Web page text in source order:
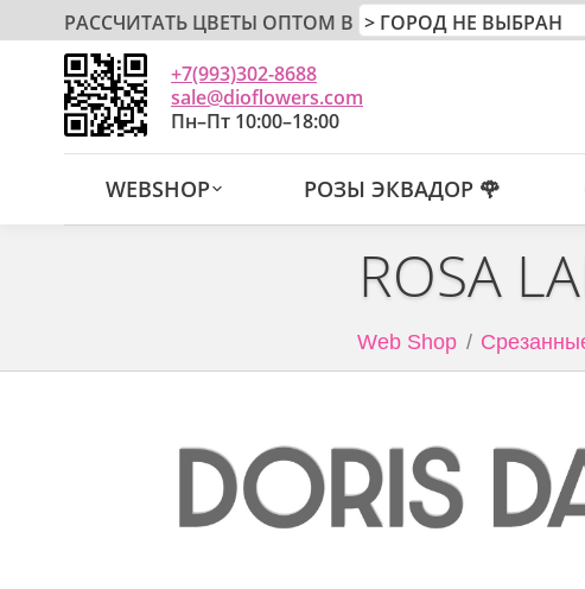
РАССЧИТАТЬ ЦВЕТЫ ОПТОМ В
+7(993)302-8688
sale@dioflowers.com
Пн–Пт 10:00–18:00
WEBSHOP РОЗЫ ЭКВАДОР 🌹
ROSA
Web Shop